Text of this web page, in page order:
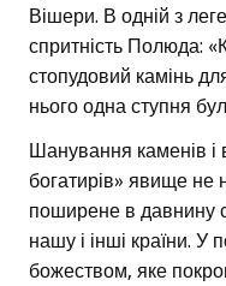
Вішери. В одній з
спритність Полюда:
стопудовий камінь
нього одна ступня
Шанування каменів і
богатирів» явище
поширене в давнину
нашу і інші країни. У
божеством, яке